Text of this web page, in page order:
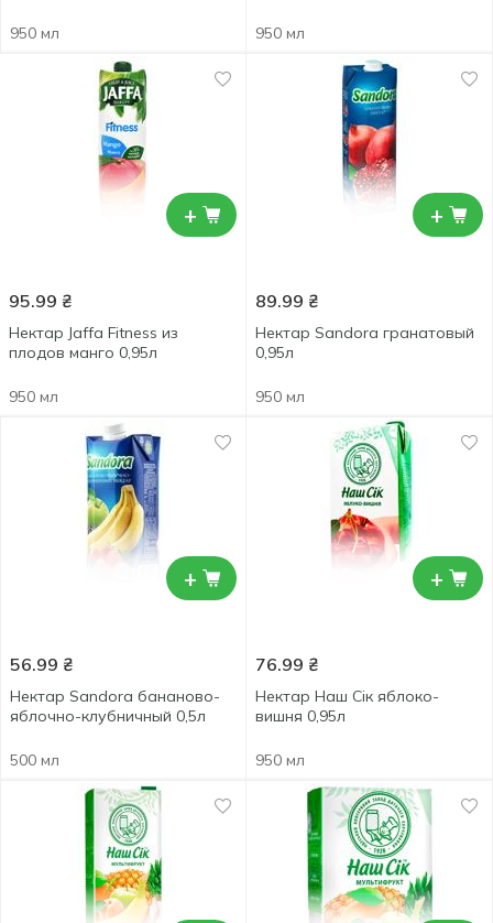
950 мл 950 мл
+
95.99 ₴
Нектар Jaffa Fitness из
плодов манго 0,95л
950 мл
+
89.99 ₴
Нектар Sandora гранатовый
0,95л
950 мл
+
56.99 ₴
Нектар Sandora бананово-
яблочно-клубничный 0,5л
500 мл
+
76.99 ₴
Нектар Наш Сік яблоко-
вишня 0,95л
950 мл